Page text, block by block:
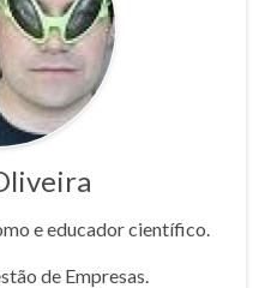
e educador científico.
de Empresas.